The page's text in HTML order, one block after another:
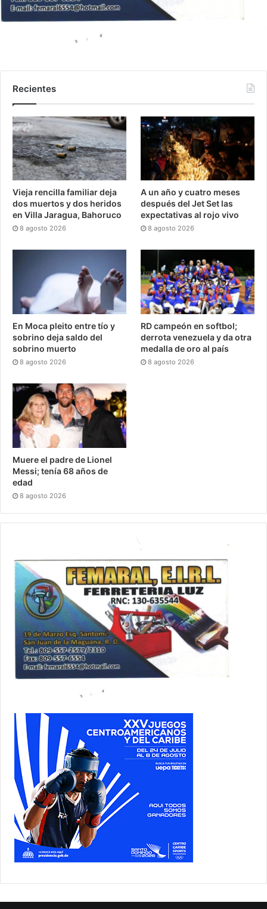
Recientes
Vieja rencilla familiar deja
dos muertos y dos heridos
en Villa Jaragua, Bahoruco
8 agosto 2026
A un año y cuatro meses
después del Jet Set las
expectativas al rojo vivo
8 agosto 2026
En Moca pleito entre tío y
sobrino deja saldo del
sobrino muerto
8 agosto 2026
RD campeón en softbol;
derrota venezuela y da otra
medalla de oro al país
8 agosto 2026
Muere el padre de Lionel
Messi; tenía 68 años de
edad
8 agosto 2026